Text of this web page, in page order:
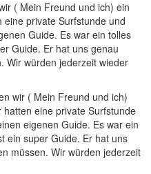
( Mein Freund und ich) ein
private Surfstunde und
Guide. Es war ein tolles
Guide. Er hat uns genau
Wir würden jederzeit wieder
wir ( Mein Freund und ich)
eine private Surfstunde
eigenen Guide. Es war ein
ein super Guide. Er hat uns
müssen. Wir würden jederzeit